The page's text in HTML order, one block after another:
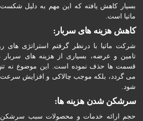
بسیار کاهش یافته که این مهم به دلیل شکست
ماتیا است.
کاهش هزینه های سربار:
شرکت ماتیا با درنظر گرفتم استراتژی های
تامین و عرضه، بسیاری از هزینه های
قسمت ها حذف نموده است. این موضوع نه
می گردد، بلکه موجب چالاکی و افزایش سرعت
شود.
سرشکن شدن هزینه ها:
حجم ارائه خدمات و محصولات سبب سرشکن